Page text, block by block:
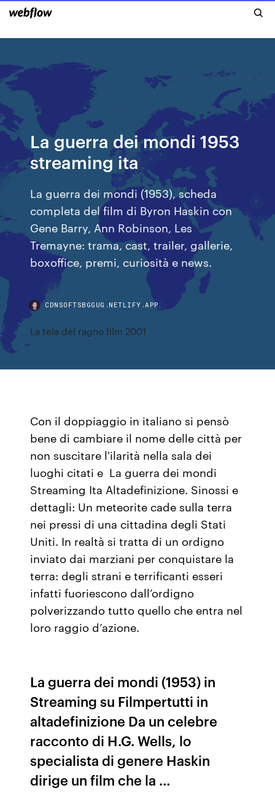
La guerra dei mondi 1953
streaming ita
La guerra dei mondi (1953), scheda
completa del film di Byron Haskin con
Gene Barry, Ann Robinson, Les
Tremayne: trama, cast, trailer, gallerie,
boxoffice, premi, curiosità e news.
CDNSOFTSBGGUG.NETLIFY.APP
La tela del ragno film 2001
Con il doppiaggio in italiano si pensò
bene di cambiare il nome delle città per
non suscitare l'ilarità nella sala dei
luoghi citati e La guerra dei mondi
Streaming Ita Altadefinizione. Sinossi e
dettagli: Un meteorite cade sulla terra
nei pressi di una cittadina degli Stati
Uniti. In realtà si tratta di un ordigno
inviato dai marziani per conquistare la
terra: degli strani e terrificanti esseri
infatti fuoriescono dall’ordigno
polverizzando tutto quello che entra nel
loro raggio d’azione.
La guerra dei mondi (1953) in
Streaming su Filmpertutti in
altadefinizione Da un celebre
racconto di H.G. Wells, lo
specialista di genere Haskin
dirige un film che la …